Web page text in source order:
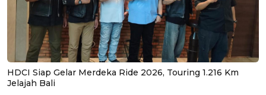
HDCI Siap Gelar Merdeka Ride 2026, Touring 1.216 Km
Jelajah Bali